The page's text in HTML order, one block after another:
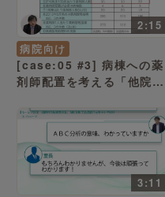
2:15
病院向け
[case:05 #3] 病棟への薬
剤師配置を考える「他院と
営ケーススタディー ）
3:11